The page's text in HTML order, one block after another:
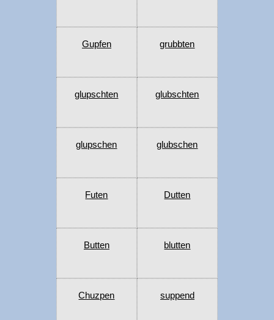
Gupfen grubbten
glupschten glubschten
glupschen glubschen
Futen Dutten
Butten blutten
Chuzpen suppend